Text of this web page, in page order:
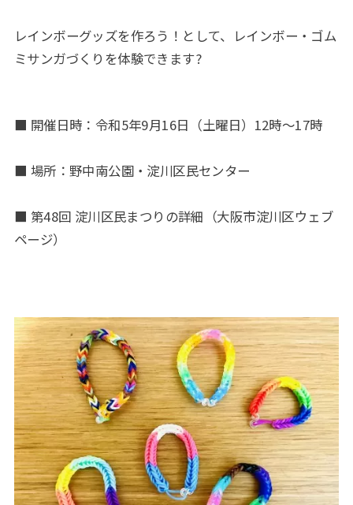
レインボーグッズを作ろう！として、レインボー・ゴム
ミサンガづくりを体験できます?
■ 開催日時：令和5年9月16日（土曜日）12時～17時
■ 場所：野中南公園・淀川区民センター
■ 第48回 淀川区民まつりの詳細（大阪市淀川区ウェブ
ページ）